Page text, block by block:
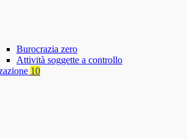
Burocrazia zero
Attività soggette a controllo
10